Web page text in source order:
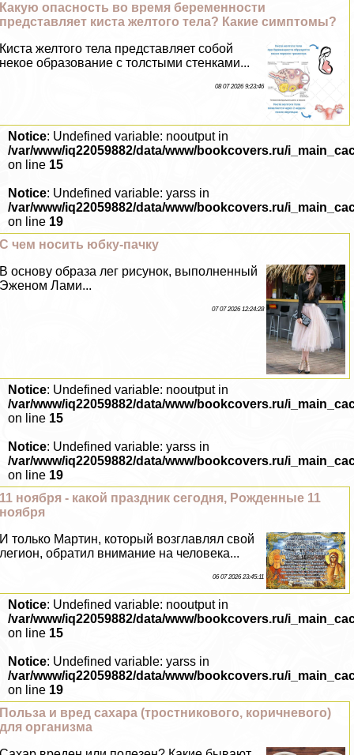
Какую опасность во время беременности
представляет киста желтого тела? Какие симптомы?
Киста желтого тела представляет собой
некое образование с толстыми стенками...
08 07 2026 9:23:46
Notice: Undefined variable: nooutput in
/var/www/iq22059882/data/www/bookcovers.ru/
on line 15
Notice: Undefined variable: yarss in
/var/www/iq22059882/data/www/bookcovers.ru/
on line 19
С чем носить юбку-пачку
В основу образа лег рисунок, выполненный
Эженом Лами...
07 07 2026 12:24:28
Notice: Undefined variable: nooutput in
/var/www/iq22059882/data/www/bookcovers.ru/
on line 15
Notice: Undefined variable: yarss in
/var/www/iq22059882/data/www/bookcovers.ru/
on line 19
11 ноября - какой праздник сегодня, Рожденные 11
ноября
И только Мартин, который возглавлял свой
легион, обратил внимание на человека...
06 07 2026 23:45:11
Notice: Undefined variable: nooutput in
/var/www/iq22059882/data/www/bookcovers.ru/
on line 15
Notice: Undefined variable: yarss in
/var/www/iq22059882/data/www/bookcovers.ru/
on line 19
Польза и вред сахара (тростникового, коричневого)
для организма